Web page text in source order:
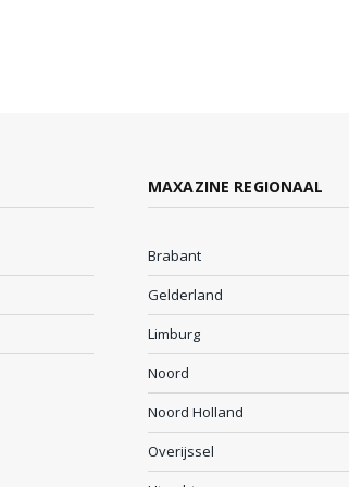
MAXAZINE REGIONAAL
Brabant
Gelderland
Limburg
Noord
Noord Holland
Overijssel